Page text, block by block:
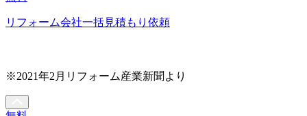
リフォーム会社一括見積もり依頼
※2021年2月リフォーム産業新聞より